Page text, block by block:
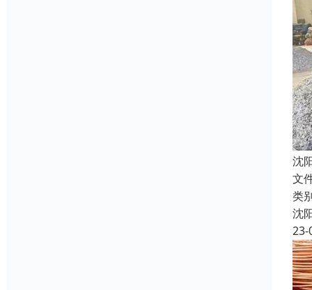
沈
文
类
沈
23-